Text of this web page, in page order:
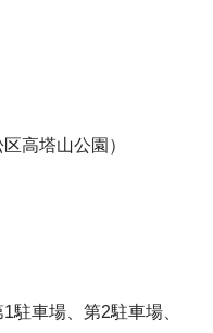
高塔山公園）
駐車場、第2駐車場、